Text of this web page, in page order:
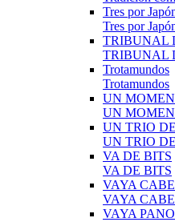
Tres por
Tres por
TRIBUNAL
TRIBUNAL
Trotamundos
Trotamundos
UN
UN
UN TRIO
UN TRIO
VA DE BITS
VA DE BITS
VAYA
VAYA
VAYA